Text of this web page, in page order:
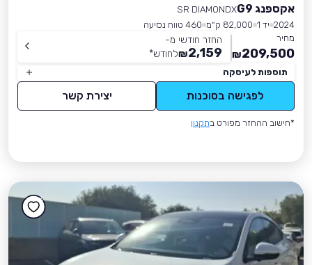
אקספנג G9
SR DIAMONDX
2024 יד 1 82,000 ק״מ
460 טווח נסיעה
מחיר
209,500
₪
החזר חודשי מ-
2,159
₪לחודש*
תוספות לעיסקה
לפגישה בסוכנות יצירת קשר
*חישוב ההחזר מפורט בתקנון